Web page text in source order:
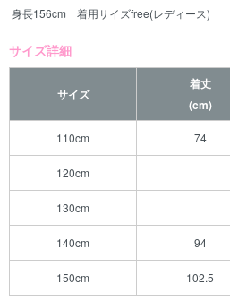
身長156cm 着用サイズfree(レディース)
サイズ詳細
サイズ
着丈
(cm)
110cm 74
120cm
130cm
140cm 94
150cm 102.5